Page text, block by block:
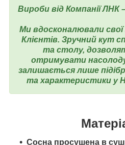
Вироби від Компанії ЛНК
Ми вдосконалювали
Клієнтів. Зручний кут
та столу,
отримувати
залишається лише
та характеристики у
Сосна просушена в